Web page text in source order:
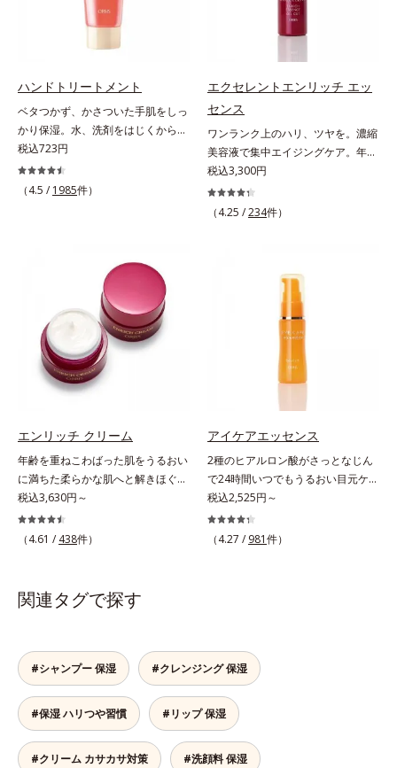
ぴたっと密着。洗い流した後も必要
なうるおいをキープして、つっぱり
感のない、ずっと触っていたくなる
メが細かい泡はやさしい肌あた
タイムに癒しのひとときをもたらし
ます。*1 ラウロイルシルクアミノ
酸K*2 異性化糖
おすすめです。ゆずの爽やかな香り
とすっきりとした酸味が特徴の「ゆ
ず風味」、芳醇なマスカットの香り
とさっぱりとした酸味が楽しめる
香りと爽やかな甘味が楽しめる「ピ
ーチ風味」の3種のフレーバーをご
用意。その日の気分に合わせてチョ
イスできるから、より飽きにくく、
水なしで飲めるから、毎日手軽にお
いしく続けられます。*1 販売商品
として。*2 許可表示：本品に含ま
ハンドトリートメント
ベタつかず、かさついた手肌をしっ
かり保湿。水、洗剤をはじくからキ
ッチンでも使用できる万能型ハンド
クリーム。常に外気にさらされてい
る上、もともと皮脂分泌が少ない手
めながら肌表面をなめらかにし肌荒
れを防止します。また、リピジュア
（R）−NR(*) が手肌にピタッと密着
して、うるおいバリアを作り乾燥な
どの外部刺激から手肌を徹底ガード
するので、しっとり感がずっと続き
ます。* ポリクオタニウム-61（リ
ピジュアは、日油株式会社の登録商
税込723円
（4.5 / 1985件）
エクセレントエンリッチ エッ
センス
ワンランク上のハリ、ツヤを。濃縮
美容液で集中エイジングケア。年齢
を重ねた肌に、濃縮エッセンスがさ
らにワンランク上のエイジングケア
(*)を。ハリ、ツヤを集中ケアする保
透し、肌はもっちり、やわらか。角
層への浸透を高めるには、化粧水で
整えた後、保湿ジェルを使用する前
に使うのが効果的。より積極的な集
中エイジングケアで、もっちりとし
た、つややかな肌に出合えます。*
税込3,300円
（4.25 /234件）
エンリッチ クリーム
年齢を重ねこわばった肌をうるおい
に満ちた柔らかな肌へと解きほぐ
す。セラミド配合保湿クリーム。う
るおい続く柔らかな肌へ整える、エ
イジングケア(*1)保湿クリームで
ドを極小のナノサイズにカプセル化
しました。内包した3大保湿成分＝
に浸透(*4)し、うるおいに満ちた状
態が続く肌へ整えます。さらに年齢
肌がうるおいとともに失ってしまう
ハリ・弾力に、モイストエンリッチ
コンプレックス(*5）がアプロー
チ。ベタつかずみずみずしい使いご
税込3,630円～
（4.61 / 438件）
アイケアエッセンス
2種のヒアルロン酸がさっとなじん
で24時間いつでもうるおい目元ケ
ア。メイクの上からもプラスオン
OK。「目元がカサつく、ハリがな
い、疲れて見える・・・」目元を見
からでも24時間使える美容液です。
2種類のヒアルロン酸が肌の外と内
から贅沢保湿。肌に素早くなじみ、
ここちよく肌を整えます。無油分だ
からこそ実現できたべたつかない使
いごこちで、つけた瞬間から、うる
税込2,525円～
（4.27 / 981件）
関連タグで探す
#シャンプー 保湿 #クレンジング 保湿
#保湿 ハリつや習慣 #リップ 保湿
#クリーム カサカサ対策 #洗顔料 保湿